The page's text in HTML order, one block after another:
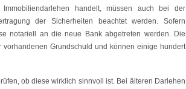
handelt, müssen auch bei der
der Sicherheiten beachtet werden. Sofern
notariell an die neue Bank abgetreten werden. Die
Grundschuld und können einige hundert
ob diese wirklich sinnvoll ist. Bei älteren Darlehen